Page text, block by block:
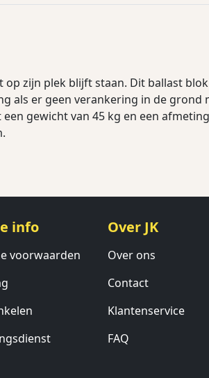
zijn plek blijft staan. Dit ballast
als er geen verankering in de grond
gewicht van 45 kg en een
info
voorwaarden
Over JK
Over ons
Contact
Klantenservice
FAQ